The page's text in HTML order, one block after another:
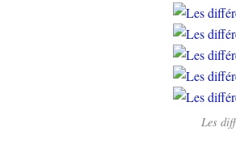
Les